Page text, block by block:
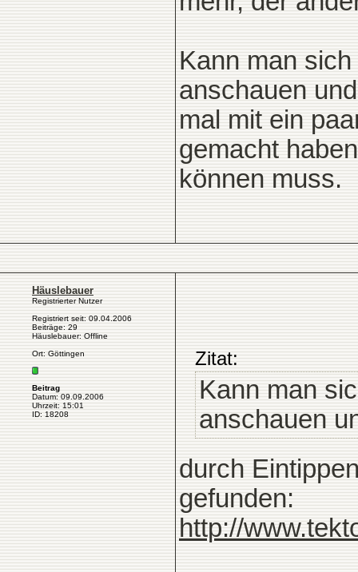
Kann man
anschauen
mal mit ein
gemacht
können muss.
Häuslebauer
Registrierter Nutzer
Registriert seit: 09.04.2006
Beiträge: 29
Häuslebauer: Offline
Ort: Göttingen
Beitrag
Datum: 09.09.2006
Uhrzeit: 15:01
ID: 18208
Zitat:
Kann man
anschauen
durch
gefunden:
http://